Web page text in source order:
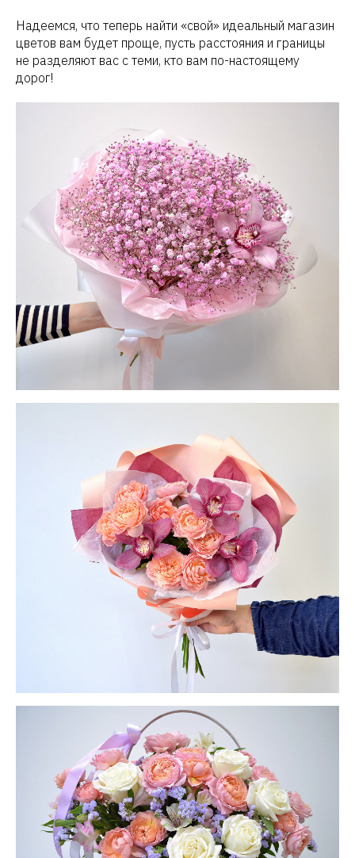
Надеемся, что теперь найти «свой» идеальный магазин
цветов вам будет проще, пусть расстояния и границы
не разделяют вас с теми, кто вам по-настоящему
дорог!